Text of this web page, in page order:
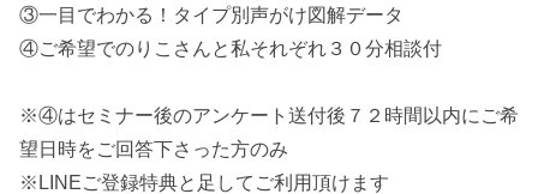
③一目でわかる！タイプ別声がけ図解データ
④ご希望でのりこさんと私それぞれ３０分相談付
※④はセミナー後のアンケート送付後７２時間以内にご希
望日時をご回答下さった方のみ
※LINEご登録特典と足してご利用頂けます